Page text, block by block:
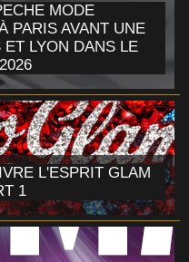
MODE
PARIS AVANT UNE
LYON DANS LE
L'ESPRIT GLAM
1